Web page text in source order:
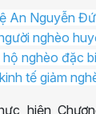
An Nguyễn
nghèo
nghèo đặc
kinh tế giảm
hiện